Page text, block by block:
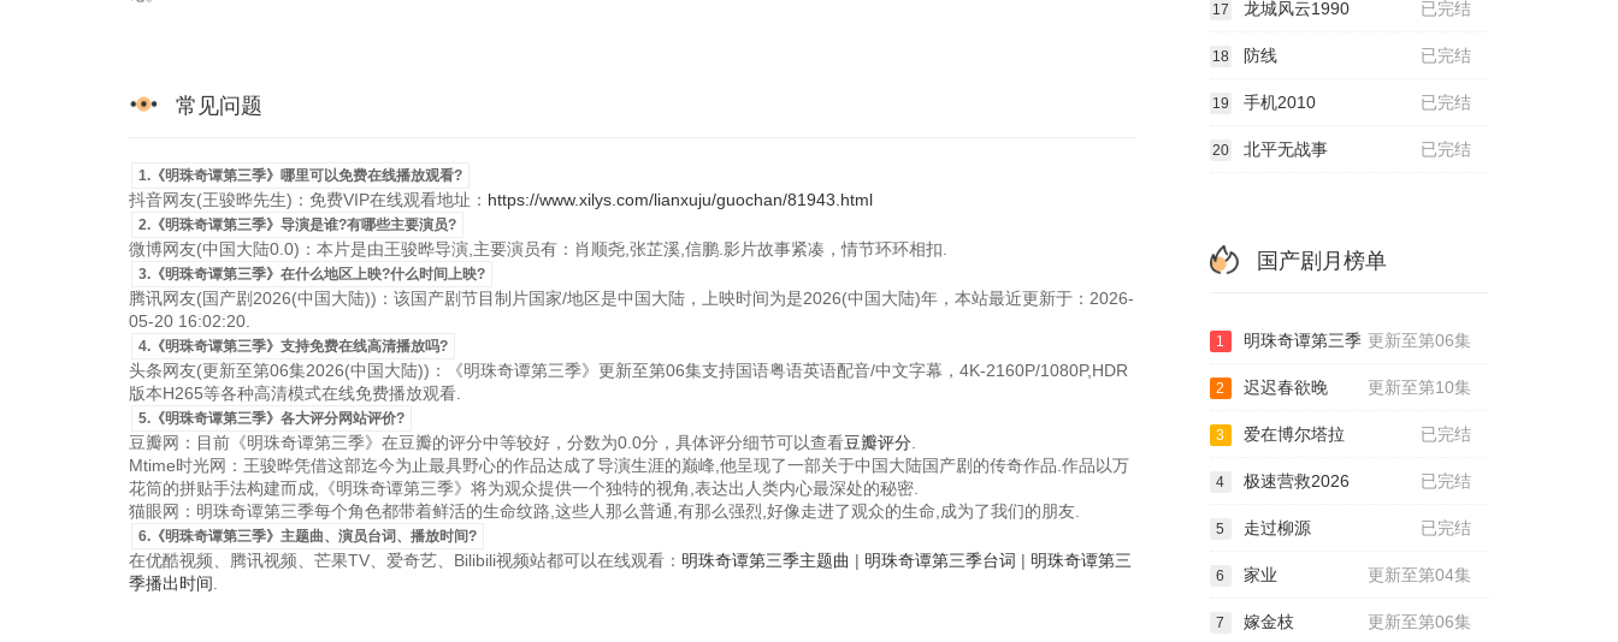
常见问题
1.《明珠奇谭第三季》哪里可以免费在线播放观看?
抖音网友(王骏晔先生)：免费VIP在线观看地址： https://www.xilys.com/lianxuju/guochan/81943.html
2.《明珠奇谭第三季》导演是谁?有哪些主要演员?
微博网友(中国大陆0.0)：本片是由王骏晔导演,主要演员有：肖顺尧,张芷溪,信鹏.影片故事紧凑，情节环环相扣.
3.《明珠奇谭第三季》在什么地区上映?什么时间上映?
腾讯网友(国产剧2026(中国大陆))：该国产剧节目制片国家/地区是中国大陆，上映时间为是2026(中国大陆)年，本站最近更新于：2026-
05-20 16:02:20.
4.《明珠奇谭第三季》支持免费在线高清播放吗?
头条网友(更新至第06集2026(中国大陆))：《明珠奇谭第三季》更新至第06集支持国语粤语英语配音/中文字幕，4K-2160P/1080P,HDR
版本H265等各种高清模式在线免费播放观看.
5.《明珠奇谭第三季》各大评分网站评价?
豆瓣网：目前《明珠奇谭第三季》在豆瓣的评分中等较好，分数为0.0分，具体评分细节可以查看豆瓣评分
Mtime时光网：王骏晔凭借这部迄今为止最具野心的作品达成了导演生涯的巅峰,他呈现了一部关于中国大陆国产剧的传奇作品.作品以万
花筒的拼贴手法构建而成,《明珠奇谭第三季》将为观众提供一个独特的视角,表达出人类内心最深处的秘密.
猫眼网：明珠奇谭第三季每个角色都带着鲜活的生命纹路,这些人那么普通,有那么强烈,好像走进了观众的生命,成为了我们的朋友.
6.《明珠奇谭第三季》主题曲、演员台词、播放时间?
在优酷视频、腾讯视频、芒果TV、爱奇艺、Bilibili视频站都可以在线观看： 明珠奇谭第三季主题曲 | 明珠奇谭第三季台词 | 明珠奇谭第三
季播出时间
已完结
17 龙城风云1990
已完结
18 防线
已完结
19 手机2010
已完结
20 北平无战事
国产剧月榜单
更新至第06集
1 明珠奇谭第三季
更新至第10集
2 迟迟春欲晚
已完结
3 爱在博尔塔拉
已完结
4 极速营救2026
已完结
5 走过柳源
更新至第04集
6 家业
更新至第06集
7 嫁金枝